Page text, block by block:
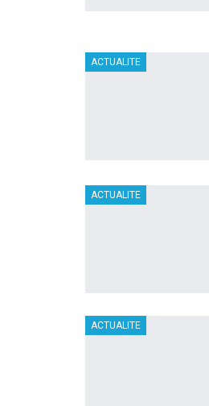
ACTUALITE
ACTUALITE
ACTUALITE